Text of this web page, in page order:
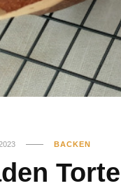
BACKEN
Torte